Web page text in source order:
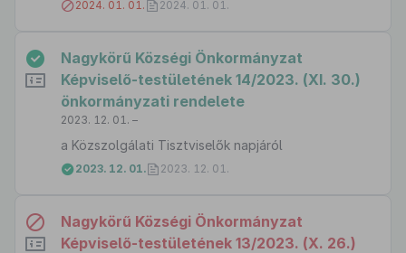
2024. 01. 01. 2024. 01. 01.
Nagykörű Községi Önkormányzat
Képviselő-testületének 14/2023. (XI. 30.)
önkormányzati rendelete
2023. 12. 01. –
a Közszolgálati Tisztviselők napjáról
2023. 12. 01. 2023. 12. 01.
Nagykörű Községi Önkormányzat
Képviselő-testületének 13/2023. (X. 26.)